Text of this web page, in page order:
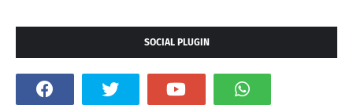
SOCIAL PLUGIN